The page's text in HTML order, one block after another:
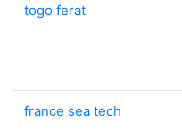
togo ferat
france sea tech